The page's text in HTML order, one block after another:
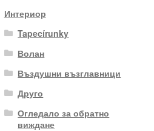
Интериор
Tapecírunky
Волан
Въздушни възглавници
Друго
Огледало за обратно
виждане